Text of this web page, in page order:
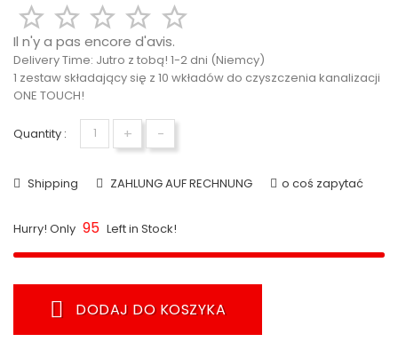
    
Il n'y a pas encore d'avis.
Delivery Time: Jutro z tobą! 1-2 dni (Niemcy)
1 zestaw składający się z 10 wkładów do czyszczenia kanalizacji
ONE TOUCH!
Quantity : + -
Shipping ZAHLUNG AUF RECHNUNG o coś zapytać
Hurry! Only 95 Left in Stock!
DODAJ DO KOSZYKA